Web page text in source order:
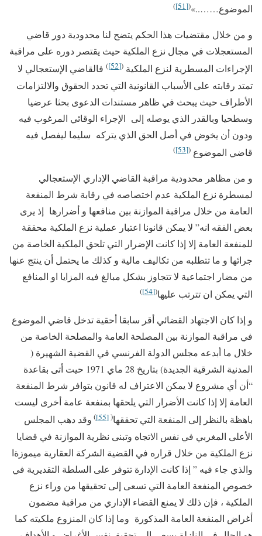
الموضوع……..»(
[51]
)
و من خلال مقتضيات هذا الحكم يتضح لنا محدودية دور قاضي
المستعجلات في مجال نزع الملكية حيث يقتصر دوره على مراقبة
الإجراءات المسطرية لنزع الملكية (
[52]
) فالقاضي الإستعجالي لا
تمتد رقابته على الأسباب القانونية التي تحدد الحقوق والالتزامات
الأطراف حيث يبحث في ظاهر مستندات الدعوى بحثا عرضيا
وسطحيا وبالقدر الذي يوصله إلى الإجراء الوقائي المرغوب فيه
ودون أن يخوض في أصل الحق الذي يتركه سليما ليفصل فيه
قاضي الموضوع (
[53]
)
و من مظاهر محدودية مراقبة القاضي الإداري الإستعجالي
لمسطرة نزع الملكية عدم اختصاصه في رقابة شرط المنفعة
العامة من خلال مراقبة الموازنة بين منافعها و أضرارها إذ يرى
بعض الفقه انه” لا يمكن قانونا اعتبار عملية نزع الملكية محققة
للمنفعة العامة إلا إذا كانت الإضرار التي تلحق الملكية الخاصة من
جرائها و ما تتطلبه من تكاليف مالية و كذلك ما يحتمل أن ينتج عنها
من مضار اجتماعية لا تتجاوز بشكل مبالغ فيه المزايا او المنافع
التي يمكن ان تترتب عليها(
[54]
)
و إذا كان الاجتهاد القضائي أقر سابقا أحقية تدخل قاضي الموضوع
في مراقبة الموازنة بين المصلحة العامة والمصلحة الخاصة من
خلال ما أبدعه مجلس الدولة الفرنسي في القضية الشهيرة (
المدنية الشرقية الجديدة) بتاريخ 28 ماي 1971 حيت أتى بقاعدة
“أن أي مشروع لا يمكن الاعتراف له قانون بتوافر شرط المنفعة
العامة إلا إذا كانت الأضرار التي يلحقها بمنفعة عامة أخرى ليست
باهظة بالنظر إلى المنفعة التي تحققها(
[55]
) وقد دهب المجلس
الأعلى المغربي في نفس الاتجاه وتبنى نظرية الموازنة في قضايا
نزع الملكية من خلال قراره في القضية الشركة العقارية ميموزةا
والذي جاء فيه ” إذا كانت الإدارة تتوفر على السلطة التقديرية في
خصوص المنفعة العامة التي تسعى إلى تحقيقها من وراء نزع
الملكية ، فإن ذلك لا يمنع القضاء الإداري من مراقبة مضمون
أغراض المنفعة العامة المذكورة وما إذا كان المنزوع ملكيته كما